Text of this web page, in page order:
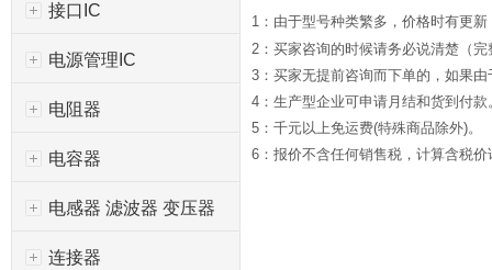
接口IC
电源管理IC
电阻器
电容器
电感器 滤波器 变压器
连接器
1：由于型号种类繁多，价格时有更
2：买家咨询的时候请务必说清楚（
3：买家无提前咨询而下单的，如果
4：生产型企业可申请月结和货到付款
5：千元以上免运费(特殊商品除外)。
6：报价不含任何销售税，计算含税价